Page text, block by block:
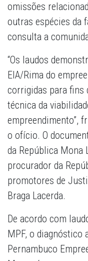
omissões
outras espécies da
consulta a
“Os laudos
EIA/Rima do
corrigidas para fins
técnica da
empreendimento”,
o ofício. O
da República Mona
procurador da
promotores de
Braga Lacerda.
De acordo com
MPF, o diagnóstico
Pernambuco